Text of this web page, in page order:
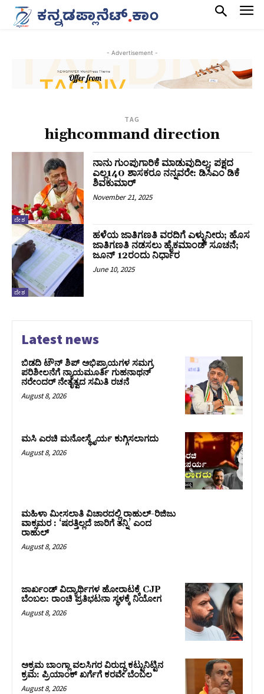
- Advertisement -
TAG
highcommand direction
ದೇಶ
ನಾನು ಗುಂಪುಗಾರಿಕೆ ಮಾಡುವುದಿಲ್ಲ; ಪಕ್ಷದ
ಎಲ್ಲ140 ಶಾಸಕರೂ ನನ್ನವರೇ: ಡಿಸಿಎಂ ಡಿಕೆ
ಶಿವಕುಮಾರ್‌
November 21, 2025
ದೇಶ
ಹಳೆಯ ಜಾತಿಗಣತಿ ವರದಿಗೆ ಎಳ್ಳುನೀರು; ಹೊಸ
ಜಾತಿಗಣತಿ ನಡಸಲು ಹೈಕಮಾಂಡ್‌ ಸೂಚನೆ;
ಜೂನ್‌ 12ರಂದು ನಿರ್ಧಾರ
June 10, 2025
Latest news
ಬಿಡದಿ ಟೌನ್ ಶಿಪ್ ಅಭಿಪ್ರಾಯಗಳ ಸಮಗ್ರ
ಪರಿಶೀಲನೆಗೆ ನ್ಯಾಯಮೂರ್ತಿ ಗುಹನಾಥನ್
ನರೇಂದರ್ ನೇತೃತ್ವದ ಸಮಿತಿ ರಚನೆ
August 8, 2026
ಮಸಿ ಎರಚಿ ಮನೋಸ್ಥೈರ್ಯ ಕುಗ್ಗಿಸಲಾಗದು
August 8, 2026
ಮಹಿಳಾ ಮೀಸಲಾತಿ ವಿಚಾರದಲ್ಲಿ ರಾಹುಲ್‌-ರಿಜಿಜು
ವಾಕ್ಸಮರ : ‘ಷರತ್ತಿಲ್ಲದೆ ಜಾರಿಗೆ ತನ್ನಿ’ ಎಂದ
ರಾಹುಲ್‌
August 8, 2026
ಜಾರ್ಖಂಡ್‌ ವಿದ್ಯಾರ್ಥಿಗಳ ಹೋರಾಟಕ್ಕೆ CJP
ಬೆಂಬಲ: ರಾಂಚಿ ಪ್ರತಿಭಟನಾ ಸ್ಥಳಕ್ಕೆ ನಿಯೋಗ
August 8, 2026
ಅಕ್ರಮ ಬಾಂಗ್ಲಾ ವಲಸಿಗರ ವಿರುದ್ಧ ಕಟ್ಟುನಿಟ್ಟಿನ
ಕ್ರಮ: ಪ್ರಿಯಾಂಕ್ ಖರ್ಗೆಗೆ ಕರವೇ ಬೆಂಬಲ
August 8, 2026